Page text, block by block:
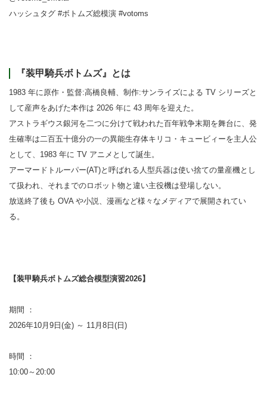
ハッシュタグ #ボトムズ総模演 #votoms
『装甲騎兵ボトムズ』とは
1983 年に原作・監督:高橋良輔、制作:サンライズによる TV シリーズと
して産声をあげた本作は 2026 年に 43 周年を迎えた。
アストラギウス銀河を二つに分けて戦われた百年戦争末期を舞台に、発
生確率は二百五十億分の一の異能生存体キリコ・キュービィーを主人公
として、1983 年に TV アニメとして誕生。
アーマードトルーパー(AT)と呼ばれる人型兵器は使い捨ての量産機とし
て扱われ、それまでのロボット物と違い主役機は登場しない。
放送終了後も OVA や小説、漫画など様々なメディアで展開されてい
る。
【装甲騎兵ボトムズ総合模型演習2026】
期間 ：
2026年10月9日(金) ～ 11月8日(日)
時間 ：
10:00～20:00